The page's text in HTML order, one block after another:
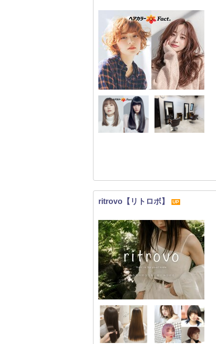
ritrovo【リトロボ】 UP